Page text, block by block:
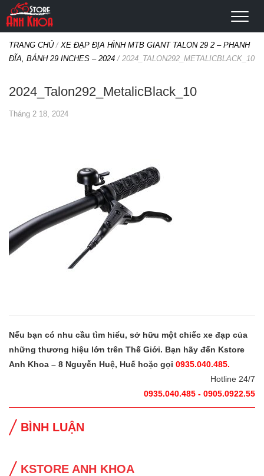
TRANG CHỦ/ XE ĐẠP ĐỊA HÌNH MTB GIANT TALON 29 2 – PHANH
ĐĨA, BÁNH 29 INCHES – 2024 / 2024_TALON292_METALICBLACK_10
2024_Talon292_MetalicBlack_10
Tháng 2 18, 2024
Nếu bạn có nhu cầu tìm hiểu, sở hữu một chiếc xe đạp của
những thương hiệu lớn trên Thế Giới. Bạn hãy đến Kstore
Anh Khoa – 8 Nguyễn Huệ, Huế hoặc gọi 0935.040.485.
Hotline 24/7
0935.040.485 - 0905.0922.55
BÌNH LUẬN
KSTORE ANH KHOA